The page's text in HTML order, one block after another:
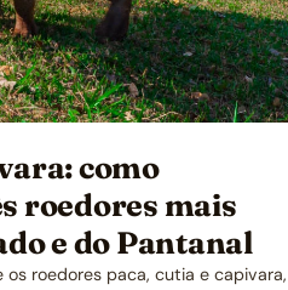
como
roedores mais
e do Pantanal
roedores paca, cutia e capivara,